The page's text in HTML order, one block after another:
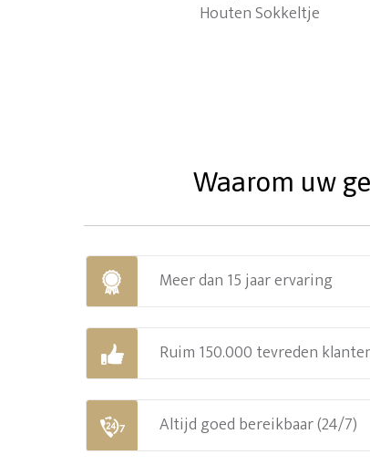
Waarom uw
Meer dan 15 jaar ervaring
Ruim 150.000 tevreden
Altijd goed bereikbaar (24/7)